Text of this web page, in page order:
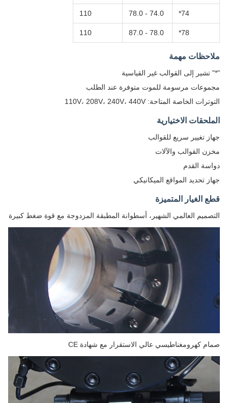
74*
74.0 - 78.0
110
78*
78.0 - 87.0
110
ملاحظات مهمة
"*" تشير إلى القوالب غير القياسية
مجموعات مرسومة للموت متوفرة عند الطلب
التوترات الخاصة المتاحة: 110V، 208V، 240V، 440V
الملحقات الاختيارية
جهاز تغيير سريع للقوالب
مخزن القوالب والآلات
دواسة القدم
جهاز تحديد المواقع الميكانيكي
قطع الغيار المتميزة
التصميم العالمي الشهير، أسطوانة المطبقة المزدوجة مع قوة ضغط كبيرة
صمام كهرومغناطيسي عالي الاستقرار مع شهادة CE